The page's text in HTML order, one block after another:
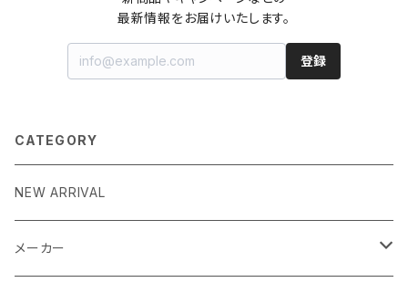
最新情報をお届けいたします。
登録
CATEGORY
NEW ARRIVAL
メーカー